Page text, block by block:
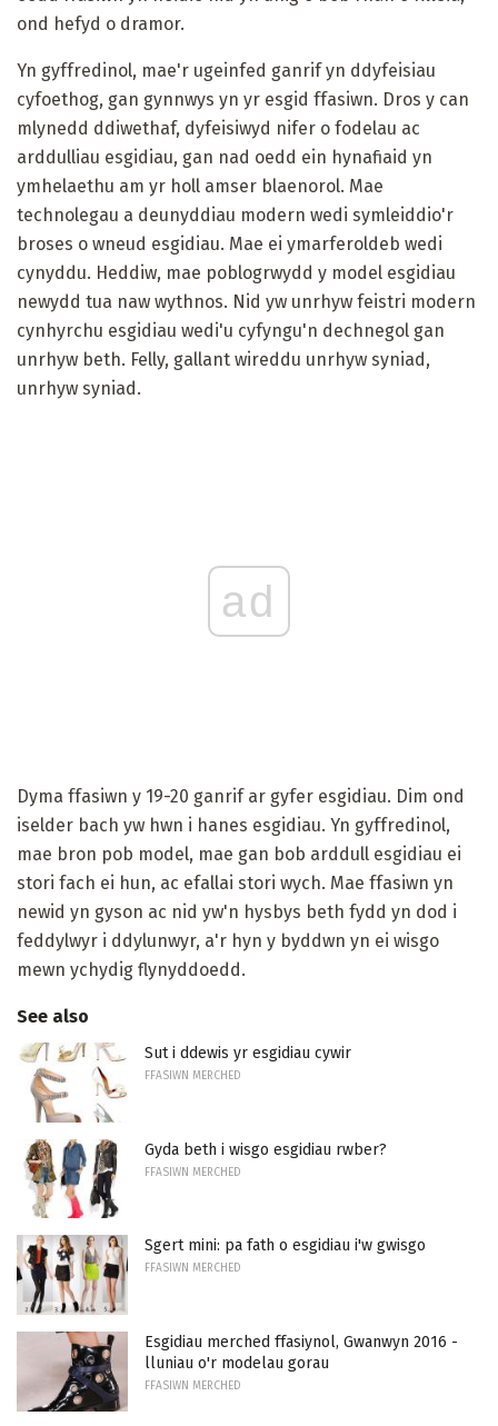
ond hefyd o dramor.
Yn gyffredinol, mae'r ugeinfed ganrif yn ddyfeisiau
cyfoethog, gan gynnwys yn yr esgid ffasiwn. Dros y can
mlynedd ddiwethaf, dyfeisiwyd nifer o fodelau ac
arddulliau esgidiau, gan nad oedd ein hynafiaid yn
ymhelaethu am yr holl amser blaenorol. Mae
technolegau a deunyddiau modern wedi symleiddio'r
broses o wneud esgidiau. Mae ei ymarferoldeb wedi
cynyddu. Heddiw, mae poblogrwydd y model esgidiau
newydd tua naw wythnos. Nid yw unrhyw feistri modern
cynhyrchu esgidiau wedi'u cyfyngu'n dechnegol gan
unrhyw beth. Felly, gallant wireddu unrhyw syniad,
unrhyw syniad.
ad
Dyma ffasiwn y 19-20 ganrif ar gyfer esgidiau. Dim ond
iselder bach yw hwn i hanes esgidiau. Yn gyffredinol,
mae bron pob model, mae gan bob arddull esgidiau ei
stori fach ei hun, ac efallai stori wych. Mae ffasiwn yn
newid yn gyson ac nid yw'n hysbys beth fydd yn dod i
feddylwyr i ddylunwyr, a'r hyn y byddwn yn ei wisgo
mewn ychydig flynyddoedd.
See also
Sut i ddewis yr esgidiau cywir
FFASIWN MERCHED
Gyda beth i wisgo esgidiau rwber?
FFASIWN MERCHED
Sgert mini: pa fath o esgidiau i'w gwisgo
FFASIWN MERCHED
Esgidiau merched ffasiynol, Gwanwyn 2016 -
lluniau o'r modelau gorau
FFASIWN MERCHED